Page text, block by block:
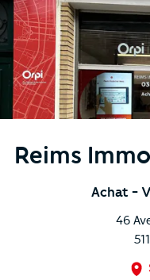
Reims
Achat -
46